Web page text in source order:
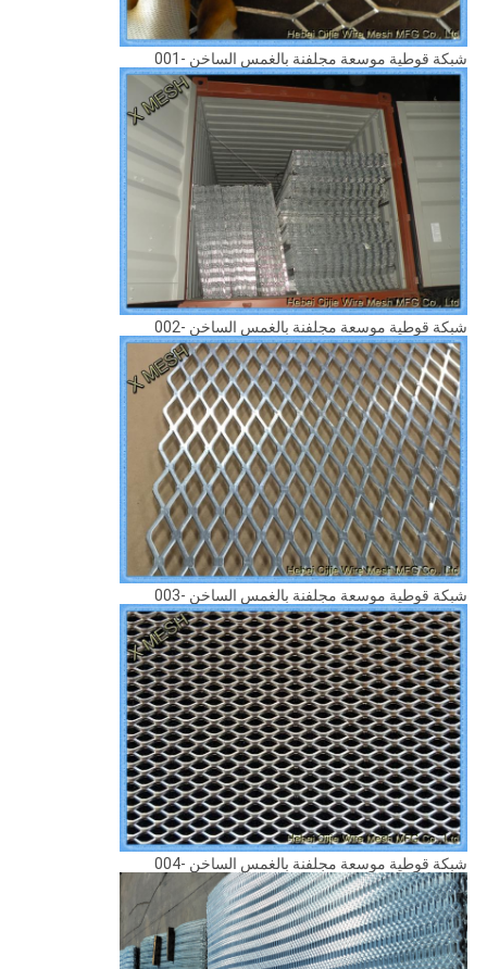
شبكة قوطية موسعة مجلفنة بالغمس الساخن -001
شبكة قوطية موسعة مجلفنة بالغمس الساخن -002
شبكة قوطية موسعة مجلفنة بالغمس الساخن -003
شبكة قوطية موسعة مجلفنة بالغمس الساخن -004